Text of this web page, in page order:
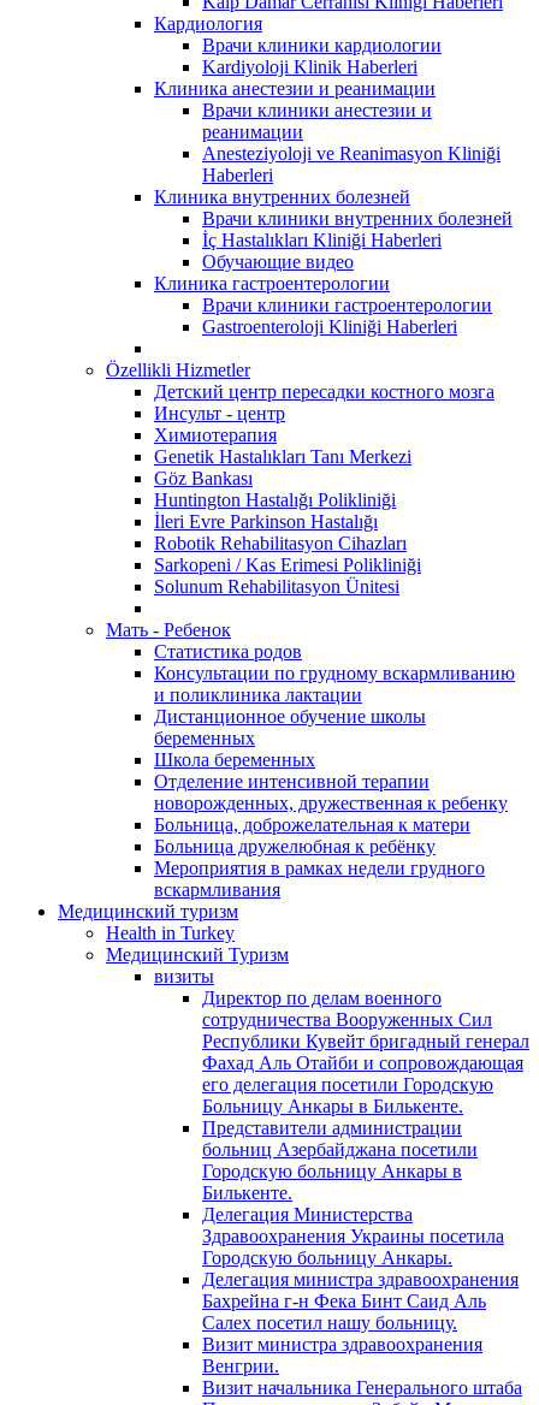
Кардиология
Врачи клиники кардиологии
Kardiyoloji Klinik Haberleri
Клиника анестезии и реанимации
Врачи клиники анестезии и
реанимации
Anesteziyoloji ve Reanimasyon Kliniği
Haberleri
Клиника внутренних болезней
Врачи клиники внутренних болезней
İç Hastalıkları Kliniği Haberleri
Обучающие видео
Клиника гастроентерологии
Врачи клиники гастроентерологии
Gastroenteroloji Kliniği Haberleri
Özellikli Hizmetler
Детский центр пересадки костного мозга
Инсульт - центр
Химиотерапия
Genetik Hastalıkları Tanı Merkezi
Göz Bankası
Huntington Hastalığı Polikliniği
İleri Evre Parkinson Hastalığı
Robotik Rehabilitasyon Cihazları
Sarkopeni / Kas Erimesi Polikliniği
Solunum Rehabilitasyon Ünitesi
Мать - Ребенок
Статистика родов
Консультации по грудному вскармливанию
и поликлиника лактации
Дистанционное обучение школы
беременных
Школа беременных
Отделение интенсивной терапии
новорожденных, дружественная к ребенку
Больница, доброжелательная к матери
Больница дружелюбная к ребёнку
Мероприятия в рамках недели грудного
вскармливания
Медицинский туризм
Health in Turkey
Медицинский Туризм
визиты
Директор по делам военного
сотрудничества Вооруженных Сил
Республики Кувейт бригадный генерал
Фахад Аль Отайби и сопровождающая
его делегация посетили Городскую
Больницу Анкары в Билькенте.
Представители администрации
больниц Азербайджана посетили
Городскую больницу Aнкары в
Билькенте.
Делегация Министерства
Здравоохранения Украины посетила
Городскую больницу Анкары.
Делегация министра здравоохранения
Бахрейна г-н Фека Бинт Саид Аль
Салех посетил нашу больницу.
Визит министра здравоохранения
Венгрии.
Визит начальника Генерального штаба